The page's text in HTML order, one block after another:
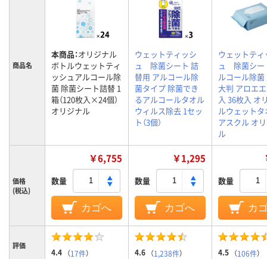
商品名
本商品：オリジナル
ボトルウェットティ
ッシュアルコール除
菌 除菌シート詰替 1
箱（120枚入×24個）
オリジナル
ウェットティッシ
ュ 除菌シート 詰
替用 アルコール除
菌タイプ 除菌でき
るアルコールタオル
ウィルス除去 1セッ
ト（3個）
ウェットティ
ュ 除菌シー
ルコール除菌
大判 アロエ
入 36枚入 オ
ルウェットタ
アスクル オ
ル
価格
(税込)
￥6,755
数量
カゴへ
￥1,295
数量
カゴへ
数量
カ
評価
4.4 （17件） 4.6 （1,238件） 4.5 （106件）